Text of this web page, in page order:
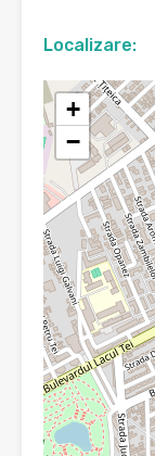
Localizare:
+
−